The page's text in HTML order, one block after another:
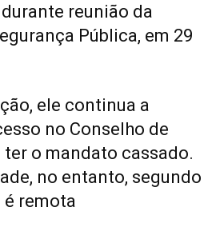
reunião da
Pública, em 29
ele continua a
no Conselho de
ter o mandato cassado.
no entanto, segundo
é remota